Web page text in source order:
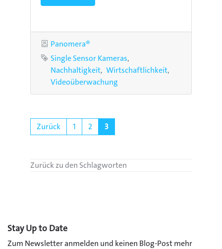
Kategorie
Panomera®
Schlagworte
Single Sensor Kameras
Nachhaltigkeit Wirtschaftlichkeit
Videoüberwachung
Zurück 1 2 3
Zurück zu den Schlagworten
Stay Up to Date
Zum Newsletter anmelden und keinen Blog-Post mehr